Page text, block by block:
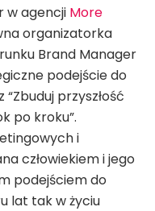
w agencji More
organizatorka
Brand Manager
podejście do
przyszłość
po kroku”.
i
człowiekiem i jego
podejściem do
lat tak w życiu